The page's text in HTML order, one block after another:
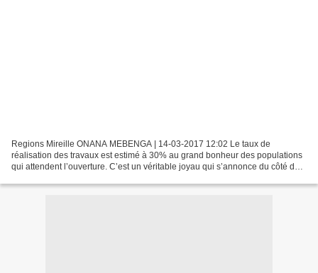
Regions Mireille ONANA MEBENGA | 14-03-2017 12:02 Le taux de
réalisation des travaux est estimé à 30% au grand bonheur des populations
qui attendent l’ouverture. C’est un véritable joyau qui s’annonce du côté de